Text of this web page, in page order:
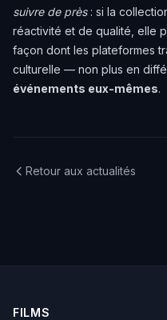
suivre de près: si la
réactivité et de qualité, elle
façon dont les plateformes
culturelle — non plus en
événements eux-mêmes.
Retour aux actualités
FILMS